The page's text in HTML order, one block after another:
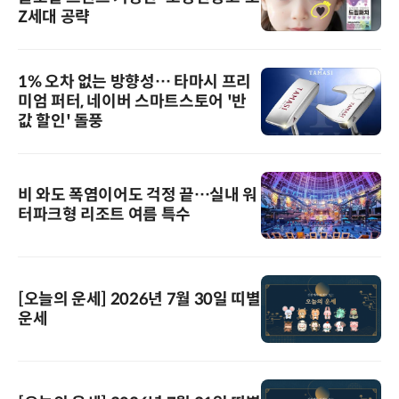
Z세대 공략
1% 오차 없는 방향성… 타마시 프리
미엄 퍼터, 네이버 스마트스토어 '반
값 할인' 돌풍
비 와도 폭염이어도 걱정 끝…실내 워
터파크형 리조트 여름 특수
[오늘의 운세] 2026년 7월 30일 띠별
운세